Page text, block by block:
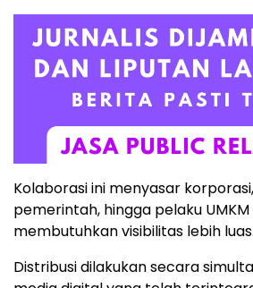
Kolaborasi ini menyasar
pemerintah, hingga pelaku
membutuhkan visibilitas lebih luas.
Distribusi dilakukan secara